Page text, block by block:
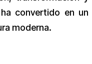
convertido en un
moderna.